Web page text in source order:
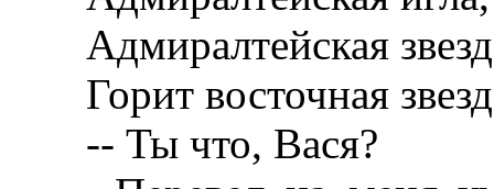
Адмиралтейская
Горит восточная
-- Ты что, Вася?